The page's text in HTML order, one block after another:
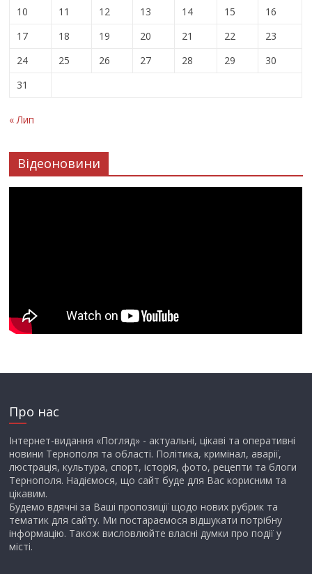
10
11 12 13 14 15
16
17
18 19 20 21 22
23
24
25 26 27 28 29
30
31
« Лип
Відеоновини
Про нас
Інтернет-видання «Погляд» - актуальні, цікаві та оперативні
новини Тернополя та області. Політика, кримінал, аварії,
люстрація, культура, спорт, історія, фото, рецепти та блоги
Тернополя. Надіємося, що сайт буде для Вас корисним та
цікавим.
Будемо вдячні за Ваші пропозиції щодо нових рубрик та
тематик для сайту. Ми постараємося відшукати потрібну
інформацію. Також висловлюйте власні думки про події у
місті.